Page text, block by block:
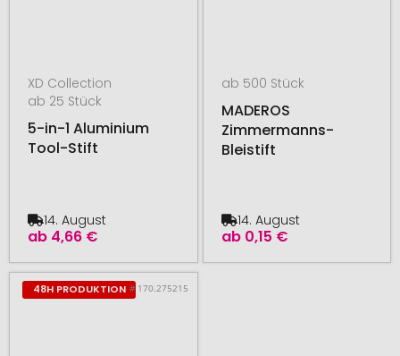
XD Collection
ab 25 Stück
5-in-1 Aluminium
Tool-Stift
ab 4,66 €
14. August
ab 500 Stück
MADEROS
Zimmermanns-
Bleistift
ab 0,15 €
14. August
48H PRODUKTION # 170.275215